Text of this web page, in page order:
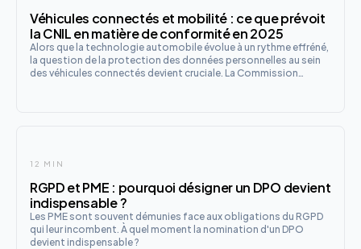
Véhicules connectés et mobilité : ce que prévoit
la CNIL en matière de conformité en 2025
Alors que la technologie automobile évolue à un rythme effréné,
la question de la protection des données personnelles au sein
des véhicules connectés devient cruciale. La Commission
12 MIN
RGPD et PME : pourquoi désigner un DPO devient
indispensable ?
Les PME sont souvent démunies face aux obligations du RGPD
qui leur incombent. À quel moment la nomination d'un DPO
devient indispensable ?